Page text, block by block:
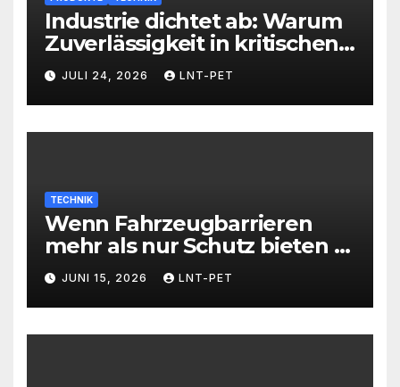
Industrie dichtet ab: Warum
Zuverlässigkeit in kritischen
Prozessen alles entscheidet
JULI 24, 2026 LNT-PET
TECHNIK
Wenn Fahrzeugbarrieren
mehr als nur Schutz bieten –
Sicherheit neu definiert
JUNI 15, 2026 LNT-PET